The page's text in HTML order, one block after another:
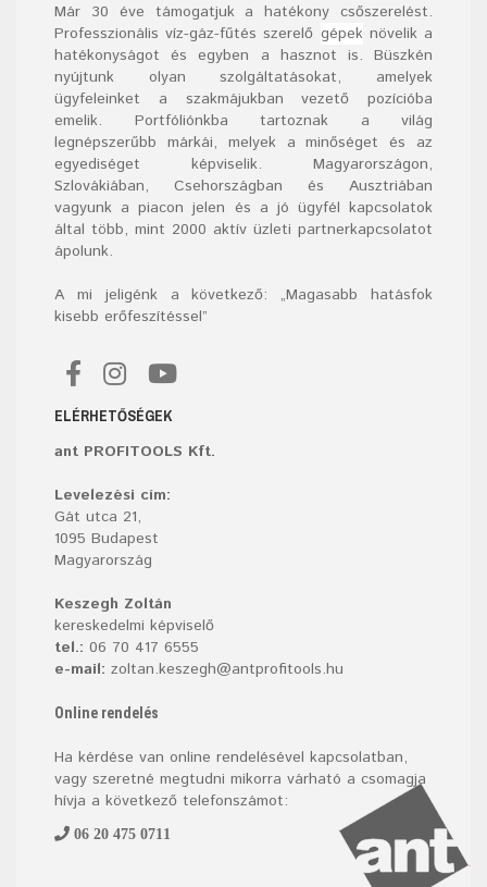
Már 30 éve támogatjuk a hatékony csőszerelést.
Professzionális víz-gáz-fűtés szerelő gépeknövelik a
hatékonyságot és egyben a hasznot is. Büszkén
nyújtunk olyan szolgáltatásokat, amelyek
ügyfeleinket a szakmájukban vezető pozícióba
emelik. Portfóliónkba tartoznak a világ
legnépszerűbb márkái, melyek a minőséget és az
egyediséget képviselik. Magyarországon,
Szlovákiában, Csehországban és Ausztriában
vagyunk a piacon jelen és a jó ügyfél kapcsolatok
által több, mint 2000 aktív üzleti partnerkapcsolatot
ápolunk.
A mi jeligénk a következő: „Magasabb hatásfok
kisebb erőfeszítéssel”
ELÉRHETŐSÉGEK
ant PROFITOOLS Kft.
Levelezési cím:
Gát utca 21,
1095 Budapest
Magyarország
Keszegh Zoltán
kereskedelmi képviselő
tel.: 06 70 417 6555
e-mail: zoltan.keszegh@antprofitools.hu
Online rendelés
Ha kérdése van online rendelésével kapcsolatban,
vagy szeretné megtudni mikorra várható a csomagja
hívja a következő telefonszámot:
06 20 475 0711